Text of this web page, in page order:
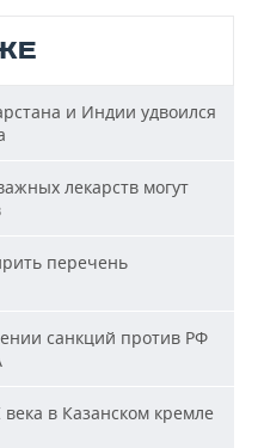
и Индии удвоился
лекарств могут
перечень
санкций против РФ
в Казанском кремле